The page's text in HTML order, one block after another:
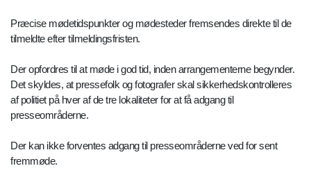
Præcise mødetidspunkter og mødesteder fremsendes direkte til de
tilmeldte efter tilmeldingsfristen.
Der opfordres til at møde i god tid, inden arrangementerne begynder.
Det skyldes, at pressefolk og fotografer skal sikkerhedskontrolleres
af politiet på hver af de tre lokaliteter for at få adgang til
presseområderne.
Der kan ikke forventes adgang til presseområderne ved for sent
fremmøde.